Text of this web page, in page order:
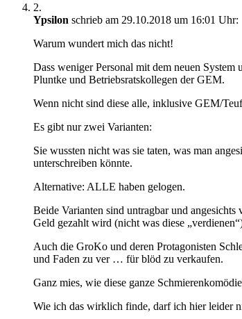
2.
Ypsilon schrieb am 29.10.2018 um 16:01 Uhr:
Warum wundert mich das nicht!
Dass weniger Personal mit dem neuen
Pluntke und Betriebsratskollegen der GEM.
Wenn nicht sind diese alle, inklusive GEM/
Es gibt nur zwei Varianten:
Sie wussten nicht was sie taten, was man
unterschreiben könnte.
Alternative: ALLE haben gelogen.
Beide Varianten sind untragbar und
Geld gezahlt wird (nicht was diese
Auch die GroKo und deren Protagonisten
und Faden zu ver … für blöd zu verkaufen.
Ganz mies, wie diese ganze
Wie ich das wirklich finde, darf ich hier leider